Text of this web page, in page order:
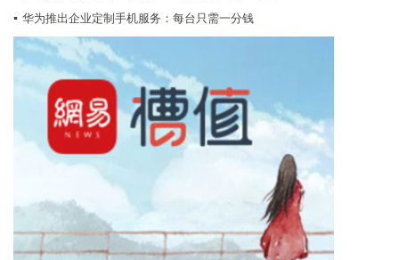
▪ 华为推出企业定制手机服务：每台只需一分钱